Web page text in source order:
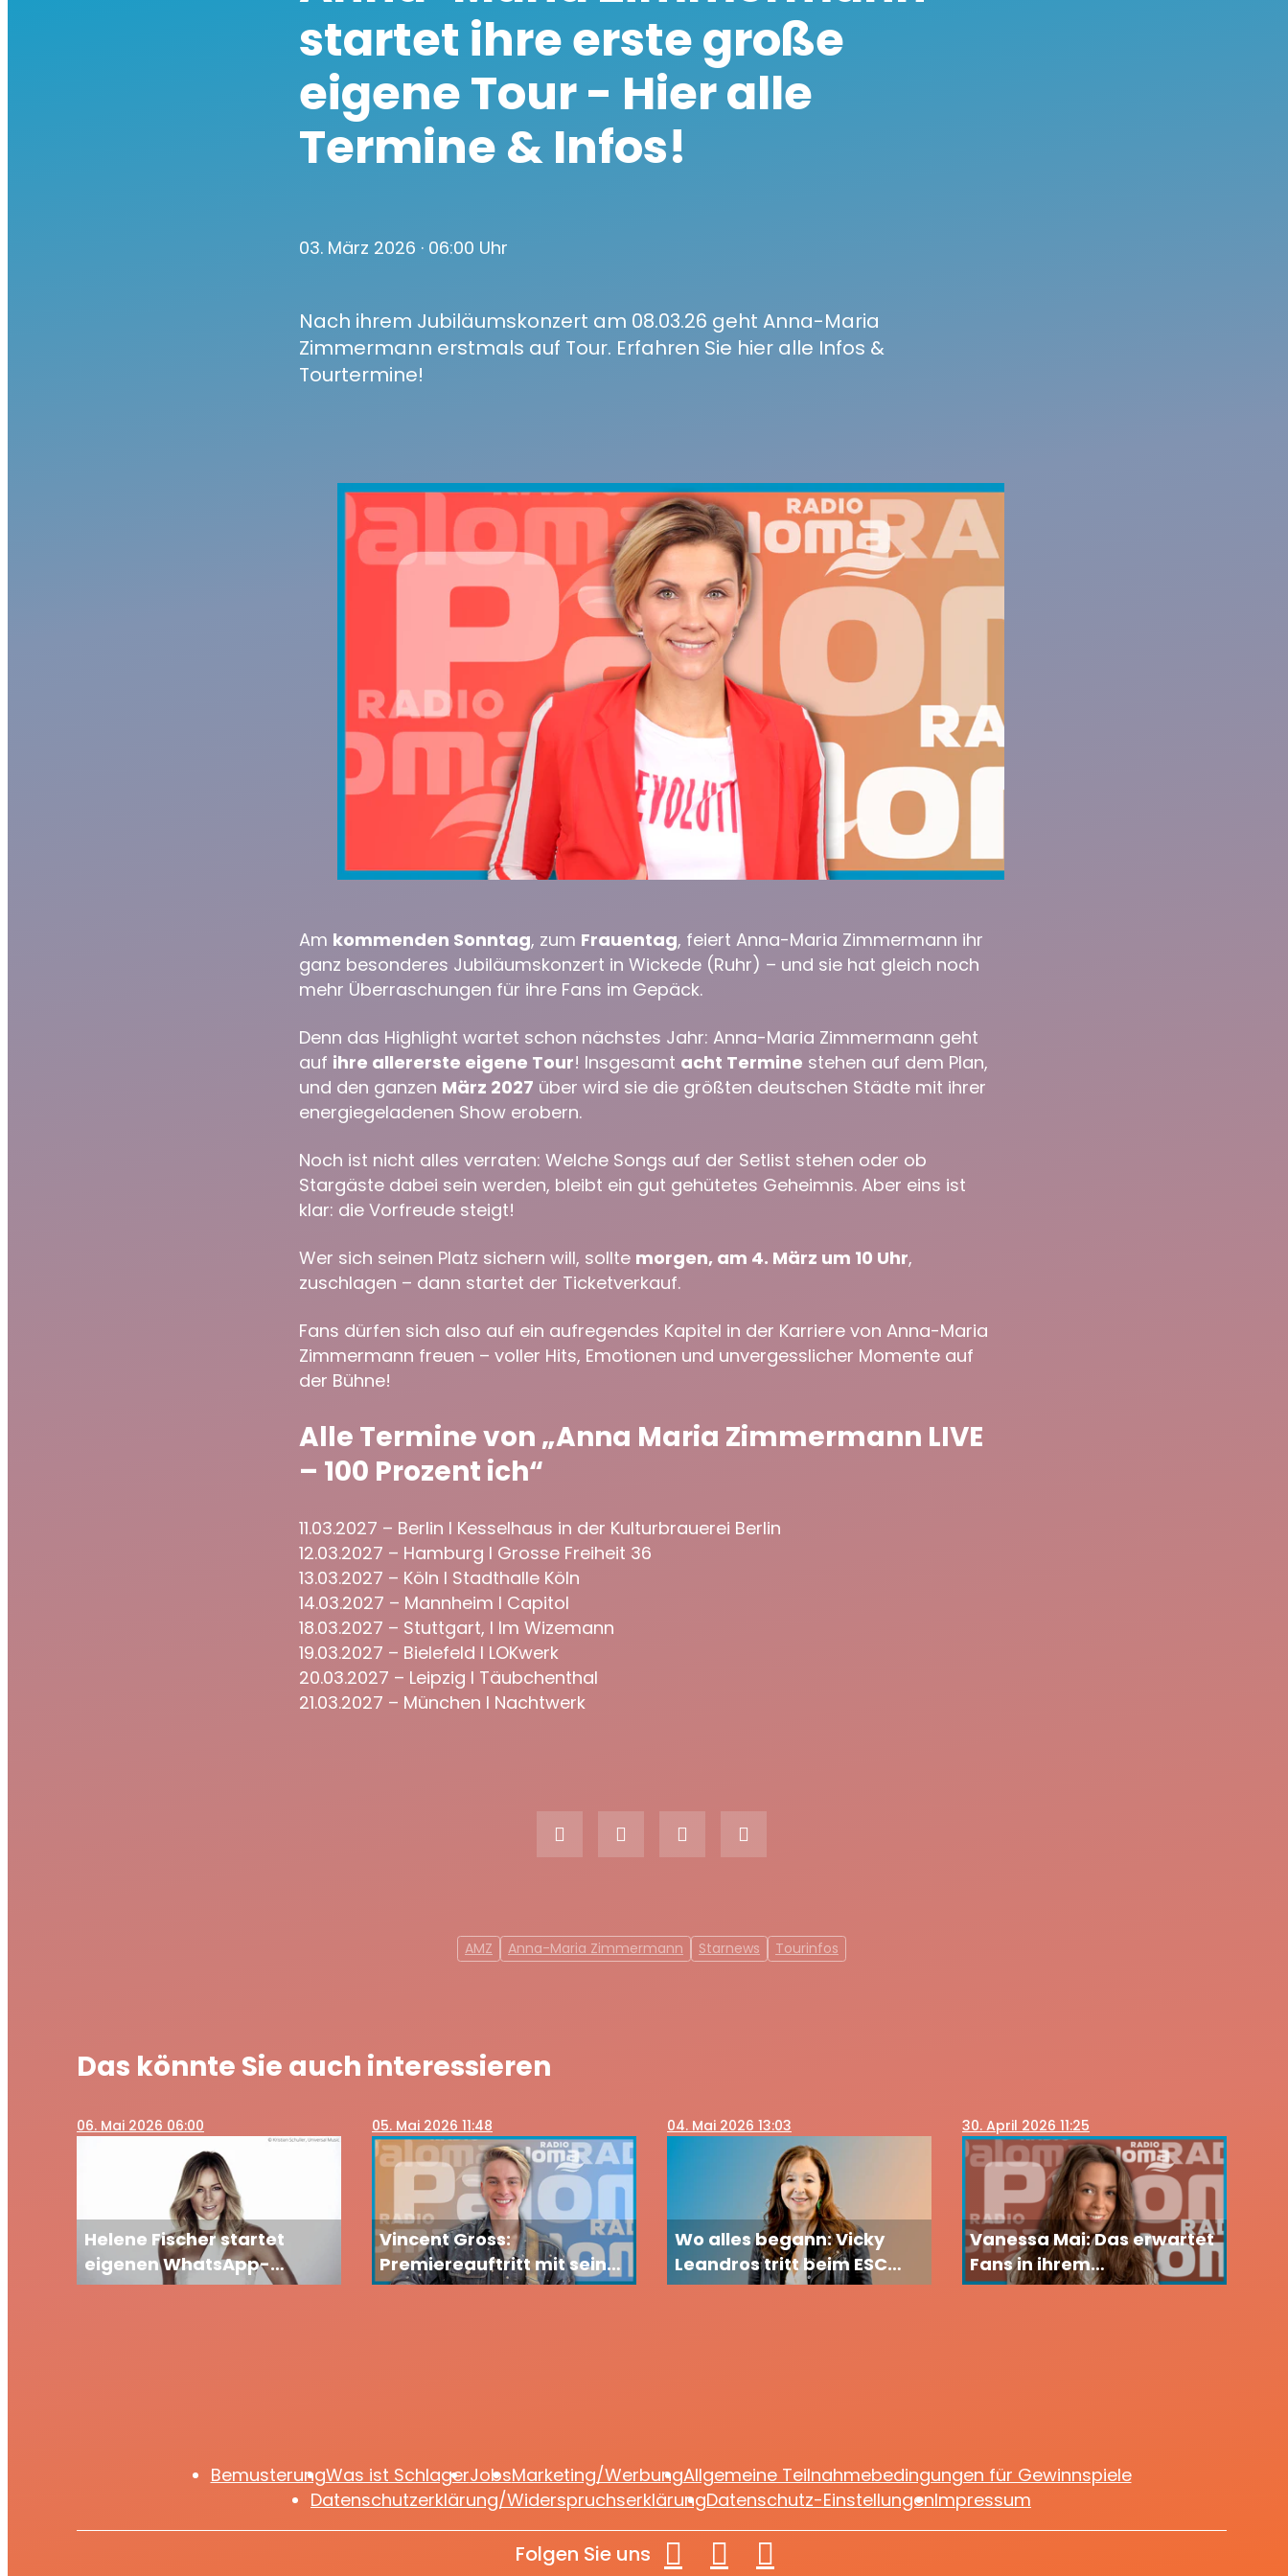
startet ihre erste große
eigene Tour - Hier alle
Termine & Infos!
03. März 2026 · 06:00 Uhr
Nach ihrem Jubiläumskonzert am 08.03.26 geht Anna-Maria
Zimmermann erstmals auf Tour. Erfahren Sie hier alle Infos &
Tourtermine!
Am kommenden Sonntag, zum Frauentag, feiert Anna-Maria Zimmermann ihr
ganz besonderes Jubiläumskonzert in Wickede (Ruhr) – und sie hat gleich noch
mehr Überraschungen für ihre Fans im Gepäck.
Denn das Highlight wartet schon nächstes Jahr: Anna-Maria Zimmermann geht
auf ihre allererste eigene Tour! Insgesamt acht Termine stehen auf dem Plan,
und den ganzen März 2027 über wird sie die größten deutschen Städte mit ihrer
energiegeladenen Show erobern.
Noch ist nicht alles verraten: Welche Songs auf der Setlist stehen oder ob
Stargäste dabei sein werden, bleibt ein gut gehütetes Geheimnis. Aber eins ist
klar: die Vorfreude steigt!
Wer sich seinen Platz sichern will, sollte morgen, am 4. März um 10 Uhr,
zuschlagen – dann startet der Ticketverkauf.
Fans dürfen sich also auf ein aufregendes Kapitel in der Karriere von Anna-Maria
Zimmermann freuen – voller Hits, Emotionen und unvergesslicher Momente auf
der Bühne!
Alle Termine von „Anna Maria Zimmermann LIVE
– 100 Prozent ich“
11.03.2027 – Berlin I Kesselhaus in der Kulturbrauerei Berlin
12.03.2027 – Hamburg I Grosse Freiheit 36
13.03.2027 – Köln I Stadthalle Köln
14.03.2027 – Mannheim I Capitol
18.03.2027 – Stuttgart, I Im Wizemann
19.03.2027 – Bielefeld I LOKwerk
20.03.2027 – Leipzig I Täubchenthal
21.03.2027 – München I Nachtwerk
AMZ Anna-Maria Zimmermann Starnews Tourinfos
Das könnte Sie auch interessieren
06. Mai 2026 06:00
Helene Fischer startet
eigenen WhatsApp-
Channel: Fans dürfen sich
05. Mai 2026 11:48
Vincent Gross:
Premiereauftritt mit seiner
Freundin
04. Mai 2026 13:03
Wo alles begann: Vicky
Leandros tritt beim ESC
2026 in Wien auf
30. April 2026 11:25
Vanessa Mai: Das erwartet
Fans in ihrem
Geburtstagsmonat
BemusterungWas ist SchlagerJobsMarketing/WerbungAllgemeine Teilnahmebedingungen für Gewinnspiele
Datenschutzerklärung/WiderspruchserklärungDatenschutz-EinstellungenImpressum
Folgen Sie uns